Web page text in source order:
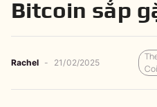
Bitcoin sắp
Rachel - 21/02/2025